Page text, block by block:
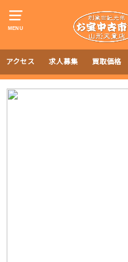
MENU
アクセス 求人募集 買取価格